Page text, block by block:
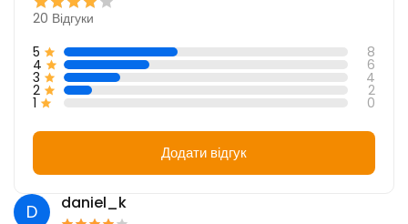
20 Відгуки
5
8
4 6
3 4
2 2
1 0
Додати відгук
D daniel_k